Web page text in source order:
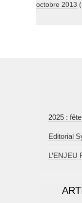
octobre 2013
2025 :
Editorial
L’ENJEU